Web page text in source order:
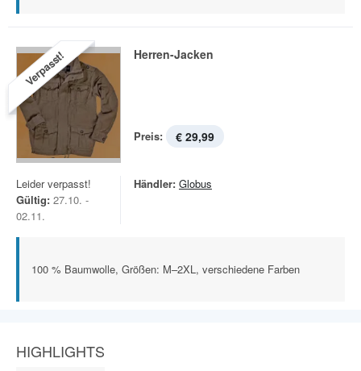
Verpasst! Herren-Jacken
Preis: € 29,99
Leider verpasst!
Gültig: 27.10. -
02.11.
Händler: Globus
100 % Baumwolle, Größen: M–2XL, verschiedene Farben
HIGHLIGHTS